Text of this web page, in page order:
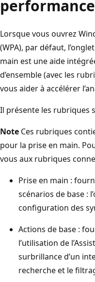
Lorsque vous ouvrez
(WPA), par défaut,
main est une aide
d’ensemble (avec les
vous aider à accélérer
Il présente les rubriques
Note Ces rubriques
pour la prise en main.
vous aux rubriques
Prise en main :
scénarios de base :
configuration des
Actions de base :
l’utilisation de
surbrillance d’un
recherche et le